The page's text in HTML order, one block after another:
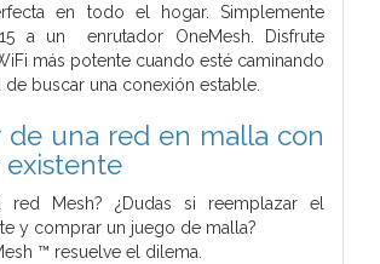
en todo el hogar. Simplemente
a un enrutador OneMesh. Disfrute
más potente cuando esté caminando
buscar una conexión estable.
de una red en malla con
red Mesh? ¿Dudas si reemplazar el
y comprar un juego de malla?
™ resuelve el dilema.